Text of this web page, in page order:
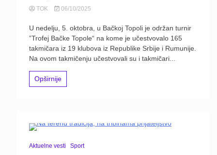
TOK 06/10/2025
U nedelju, 5. oktobra, u Bačkoj Topoli je održan turnir
”Trofej Bačke Topole“ na kome je učestvovalo 165
takmičara iz 19 klubova iz Republike Srbije i Rumunije.
Na ovom takmičenju učestvovali su i takmičari...
Opširnije
Aktuelne vesti Sport